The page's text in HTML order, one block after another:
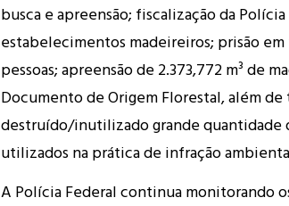
busca e apreensão; fiscalização da
estabelecimentos madeireiros; prisão em
pessoas; apreensão de 2.373,772 m³ de
Documento de Origem Florestal, além
destruído/inutilizado grande quantidade
utilizados na prática de infração
A Polícia Federal continua monitorando